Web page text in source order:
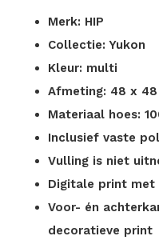
Merk: HIP
Collectie: Yukon
Kleur: multi
Afmeting: 48 x
Materiaal hoes:
Inclusief vaste
Vulling is niet
Digitale print met
Voor- én
decoratieve print